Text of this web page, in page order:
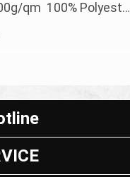
qm 100% Polyest…